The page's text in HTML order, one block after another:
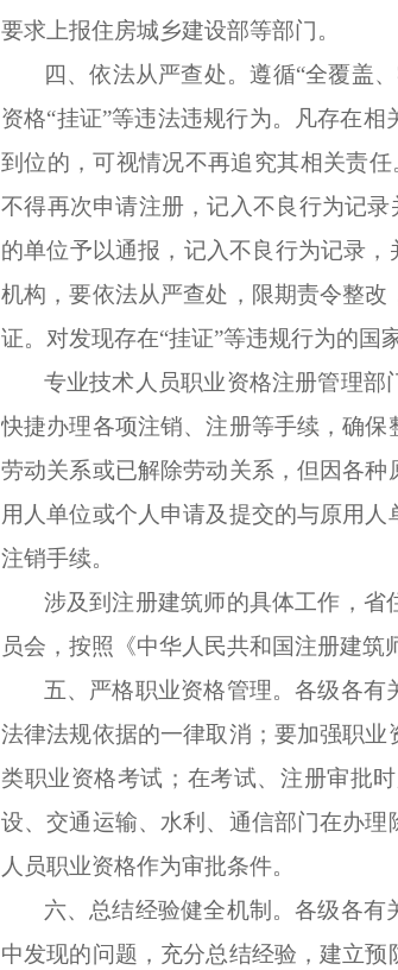
要求上报住房城乡建设部等部门。
四 、依法从严查处。遵循“全覆盖
资格“挂证”等违法违规行为。凡存在
到位的，可视情况不再追究其相关责
不得再次申请注册，记入不良行为记
的单位予以通报，记入不良行为记录
机构，要依法从严查处，限期责令整
证。对发现存在“挂证”等违规行为的国
专业技术人员职业资格注册管理
快捷办理各项注销、注册等手续，确
劳动关系或已解除劳动关系，但因各
用人单位或个人申请及提交的与原用
注销手续。
涉及到注册建筑师的具体工作，
员会，按照《中华人民共和国注册建筑
五、严格职业资格管理。各级各有
法律法规依据的一律取消；要加强职
类职业资格考试；在考试、注册审批
设、交通运输、水利、通信部门在办
人员职业资格作为审批条件。
六、总结经验健全机制。各级各有
中发现的问题，充分总结经验，建立